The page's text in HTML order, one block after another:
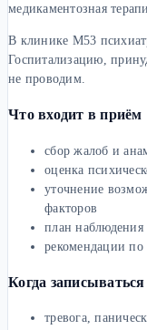
медикаментозная
В клинике М53
Госпитализацию,
не проводим.
Что входит в приём
сбор жалоб и
оценка
уточнение
факторов
план наблюдения
рекомендации
Когда
тревога,